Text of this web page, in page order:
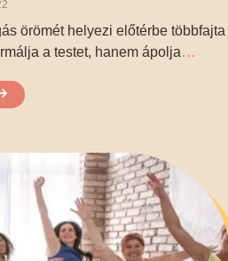
örömét helyezi előtérbe többfajta
a testet, hanem ápolja…